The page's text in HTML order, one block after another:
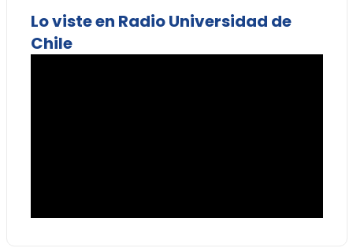
Lo viste en Radio Universidad de
Chile